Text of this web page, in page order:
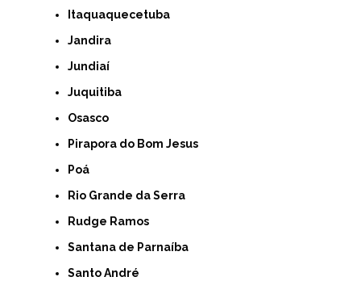
Itaquaquecetuba
Jandira
Jundiaí
Juquitiba
Osasco
Pirapora do Bom Jesus
Poá
Rio Grande da Serra
Rudge Ramos
Santana de Parnaíba
Santo André